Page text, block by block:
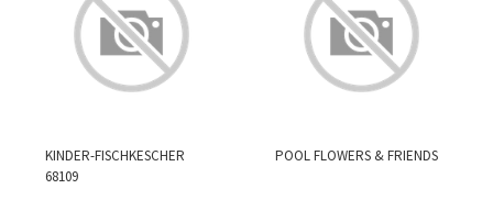
KINDER-FISCHKESCHER
68109
POOL FLOWERS & FRIENDS